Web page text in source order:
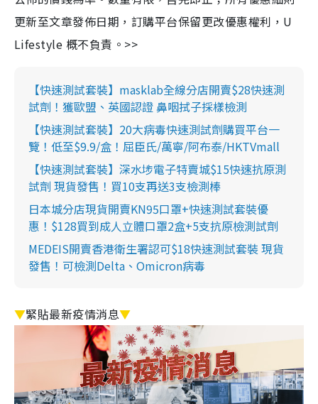
更新至文章發佈日期，訂購平台保留更改優惠權利，U
Lifestyle 概不負責。>>
【快速測試套裝】masklab全線分店開賣$28快速測
試劑！獲歐盟、英國認證 鼻咽拭子採樣檢測
【快速測試套裝】20大病毒快速測試劑購買平台一
覽！低至$9.9/盒！屈臣氏/萬寧/阿布泰/HKTVmall
【快速測試套裝】深水埗電子特賣城$15快速抗原測
試劑 現貨發售！買10支再送3支檢測棒
日本城分店現貨開賣KN95口罩+快速測試套裝優
惠！$128買到成人立體口罩2盒+5支抗原檢測試劑
MEDEIS開賣香港衛生署認可$18快速測試套裝 現貨
發售！可檢測Delta、Omicron病毒
▼緊貼最新疫情消息▼